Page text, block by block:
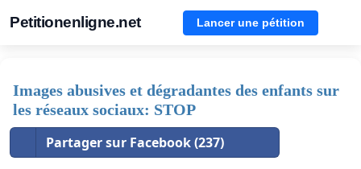
Petitionenligne.net Lancer une pétition
Images abusives et dégradantes des enfants sur
les réseaux sociaux: STOP
Partager sur Facebook (237)